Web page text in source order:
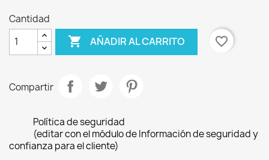
Cantidad
 AÑADIR AL CARRITO favorite_border
Compartir
Política de seguridad
(editar con el módulo de Información de seguridad y
confianza para el cliente)